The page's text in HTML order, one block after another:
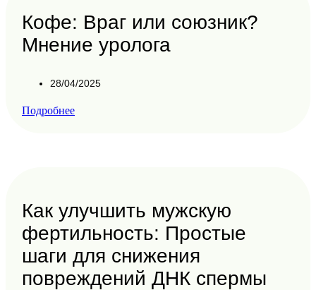
Кофе: Враг или союзник?
Мнение уролога
28/04/2025
Подробнее
Как улучшить мужскую
фертильность: Простые
шаги для снижения
повреждений ДНК спермы